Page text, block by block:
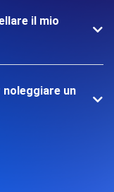
il mio
noleggiare un